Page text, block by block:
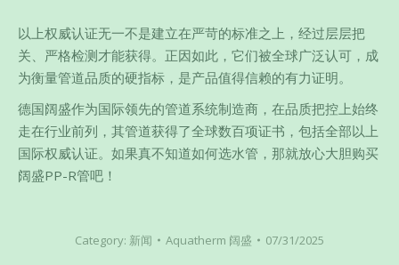
以上权威认证无一不是建立在严苛的标准之上，经过层层把
关、严格检测才能获得。正因如此，它们被全球广泛认可，成
为衡量管道品质的硬指标，是产品值得信赖的有力证明。
德国阔盛作为国际领先的管道系统制造商，在品质把控上始终
走在行业前列，其管道获得了全球数百项证书，包括全部以上
国际权威认证。如果真不知道如何选水管，那就放心大胆购买
阔盛PP-R管吧！
Category: 新闻 Aquatherm 阔盛 07/31/2025